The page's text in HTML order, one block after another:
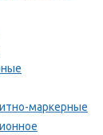
маркерные